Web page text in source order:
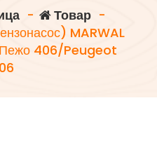
- Товар-
MARWAL
406/Peugeot